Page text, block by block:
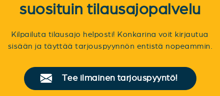
suosituin tilausajopalvelu
Kilpailuta tilausajo helposti! Konkarina voit kirjautua
sisään ja täyttää tarjouspyynnön entistä nopeammin.
Tee ilmainen tarjouspyyntö!